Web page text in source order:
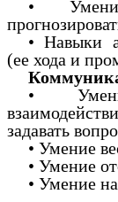
•
• Навыки
(ее хода и
•
задавать
• Умение
• Умение
• Умение